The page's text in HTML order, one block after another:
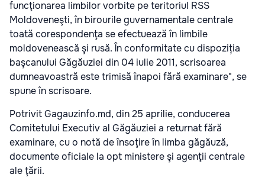
funcţionarea limbilor vorbite pe teritoriul RSS
Moldoveneşti, în birourile guvernamentale centrale
toată corespondenţa se efectuează în limbile
moldovenească şi rusă. În conformitate cu dispoziția
başcanului Găgăuziei din 04 iulie 2011, scrisoarea
dumneavoastră este trimisă înapoi fără examinare", se
spune în scrisoare.
Potrivit Gagauzinfo.md, din 25 aprilie, conducerea
Comitetului Executiv al Găgăuziei a returnat fără
examinare, cu o notă de însoţire în limba găgăuză,
documente oficiale la opt ministere şi agenţii centrale
ale ţării.